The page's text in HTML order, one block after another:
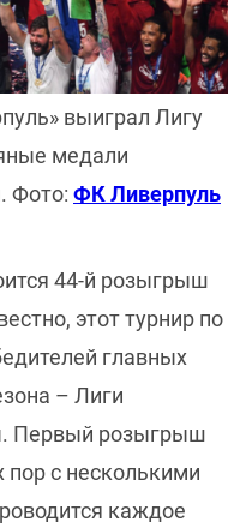
выиграл Лигу
медали
Фото: ФК Ливерпуль
44-й розыгрыш
этот турнир по
главных
– Лиги
Первый розыгрыш
пор с несколькими
каждое